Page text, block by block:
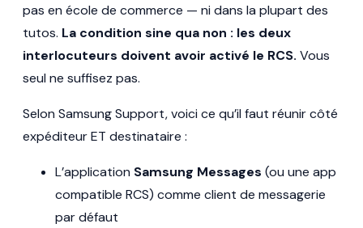
pas en école de commerce — ni dans la plupart des
tutos. La condition sine qua non : les deux
interlocuteurs doivent avoir activé le RCS. Vous
seul ne suffisez pas.
Selon Samsung Support, voici ce qu’il faut réunir côté
expéditeur ET destinataire :
L’application Samsung Messages (ou une app
compatible RCS) comme client de messagerie
par défaut